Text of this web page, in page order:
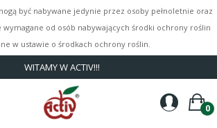
być nabywane jedynie przez osoby pełnoletnie oraz
wymagane od osób nabywających środki ochrony roślin
w ustawie o środkach ochrony roślin.
WITAMY W ACTIV!!!
0